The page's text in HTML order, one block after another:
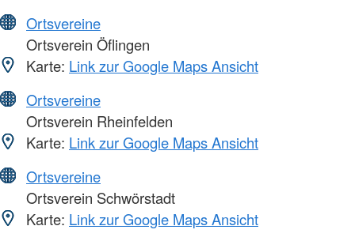
Ortsvereine
Ortsverein Öflingen
Karte: Link zur Google Maps Ansicht
Ortsvereine
Ortsverein Rheinfelden
Karte: Link zur Google Maps Ansicht
Ortsvereine
Ortsverein Schwörstadt
Karte: Link zur Google Maps Ansicht